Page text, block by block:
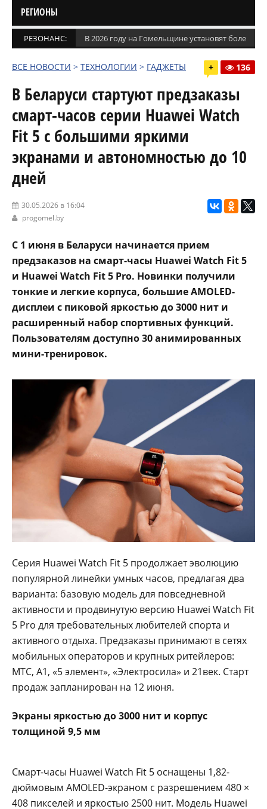
РЕГИОНЫ
РЕЗОНАНС: В 2026 году на Гомельщине установят более
ВСЕ НОВОСТИ > ТЕХНОЛОГИИ > ГАДЖЕТЫ + 136
В Беларуси стартуют предзаказы
смарт-часов серии Huawei Watch
Fit 5 с большими яркими
экранами и автономностью до 10
дней
30.05.2026 в 16:04
progomel.by
С 1 июня в Беларуси начинается прием
предзаказов на смарт-часы Huawei Watch Fit 5
и Huawei Watch Fit 5 Pro. Новинки получили
тонкие и легкие корпуса, большие AMOLED-
дисплеи с пиковой яркостью до 3000 нит и
расширенный набор спортивных функций.
Пользователям доступно 30 анимированных
мини-тренировок.
Серия Huawei Watch Fit 5 продолжает эволюцию
популярной линейки умных часов, предлагая два
варианта: базовую модель для повседневной
активности и продвинутую версию Huawei Watch Fit
5 Pro для требовательных любителей спорта и
активного отдыха. Предзаказы принимают в сетях
мобильных операторов и крупных ритейлеров:
МТС, А1, «5 элемент», «Электросила» и 21век. Старт
продаж запланирован на 12 июня.
Экраны яркостью до 3000 нит и корпус
толщиной 9,5 мм
Смарт-часы Huawei Watch Fit 5 оснащены 1,82-
дюймовым AMOLED-экраном с разрешением 480 ×
408 пикселей и яркостью 2500 нит. Модель Huawei